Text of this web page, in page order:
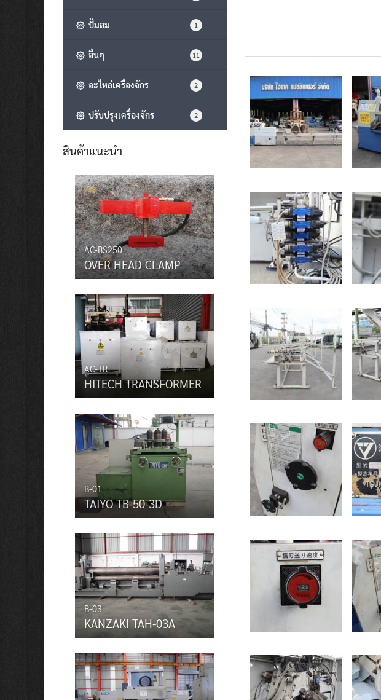
ปั๊มลม 1
อื่นๆ 11
อะไหล่เครื่องจักร 2
ปรับปรุงเครื่องจักร 2
สินค้าแนะนำ
AC-BS250
OVER HEAD CLAMP
AC-TR
HITECH TRANSFORMER
B-01
TAIYO TB-50-3D
B-03
KANZAKI TAH-03A